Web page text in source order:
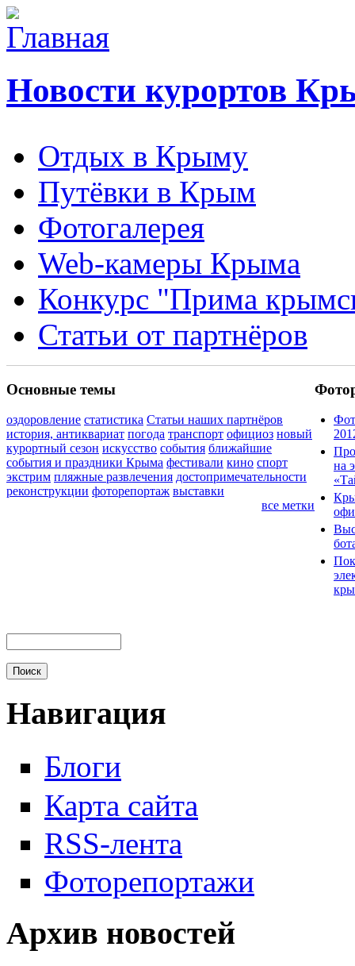
Новости курортов
Отдых в Крыму
Путёвки в Крым
Фотогалерея
Web-камеры Крыма
Конкурс "Прима
Статьи от партнёров
Основные темы
оздоровление статистика Статьи наших партнёров
история, антиквариат погода транспорт официоз новый
курортный сезон искусство события ближайшие
события и праздники Крыма фестивали кино спорт
экстрим пляжные развлечения достопримечательности
реконструкции фоторепортаж выставки
все метки
на
Навигация
Блоги
Карта сайта
RSS-лента
Фоторепортажи
Архив новостей